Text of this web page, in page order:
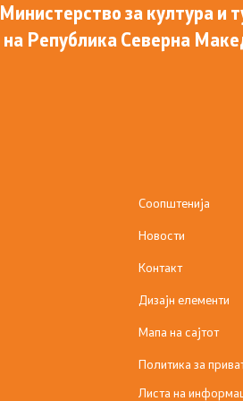
Министерство за култура и
на Република Северна
Соопштенија
Новости
Контакт
Дизајн елементи
Мапа на сајтот
Политика за
Листа на